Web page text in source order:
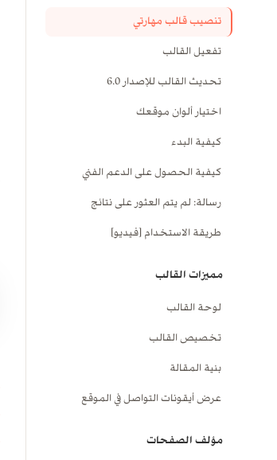
تنصيب قالب مهارتي
تفعيل القالب
تحديث القالب للإصدار 6.0
اختيار ألوان موقعك
كيفية البدء
كيفية الحصول على الدعم الفني
رسالة: لم يتم العثور على نتائج
طريقة الاستخدام [فيديو]
مميزات القالب
لوحة القالب
تخصيص القالب
بنية المقالة
عرض أيقونات التواصل في الموقع
مؤلف الصفحات